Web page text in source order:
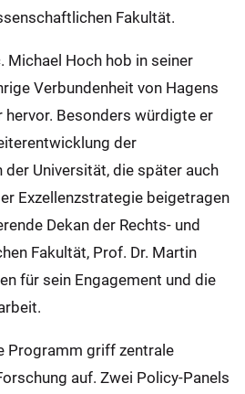
Fakultät.
Michael Hoch hob in seiner
Verbundenheit von Hagens
Besonders würdigte er
der
Universität, die später auch
Exzellenzstrategie beigetragen
Dekan der Rechts- und
Fakultät, Prof. Dr. Martin
für sein Engagement und die
Programm griff zentrale
auf. Zwei Policy-Panels